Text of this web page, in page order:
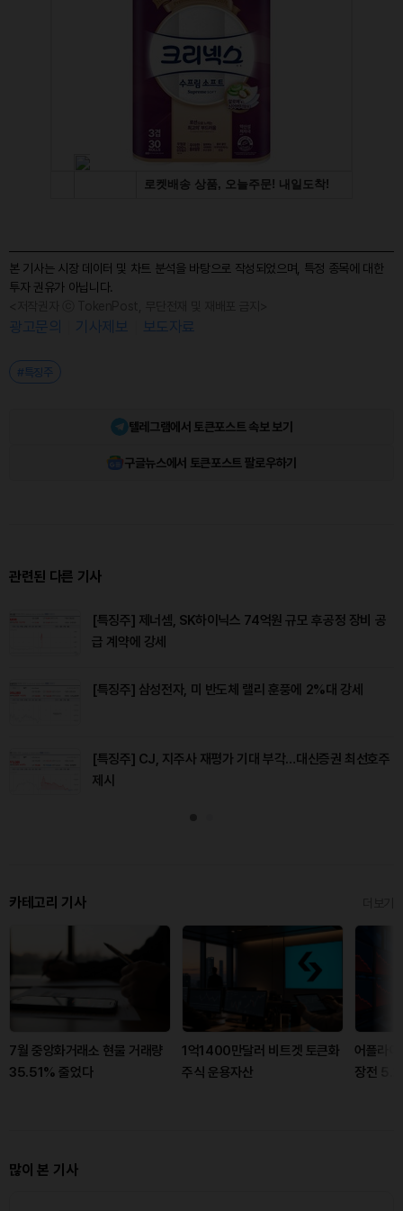
본 기사는 시장 데이터 및 차트 분석을 바탕으로 작성되었으며, 특정 종목에 대한
투자 권유가 아닙니다.
광고문의 기사제보 보도자료
#특징주
텔레그램에서 토큰포스트 속보 보기
구글뉴스에서 토큰포스트 팔로우하기
관련된 다른 기사
[특징주] 제너셈, SK하이닉스 74억원 규모 후공정 장비 공
급 계약에 강세
[특징주] 삼성전자, 미 반도체 랠리 훈풍에 2%대 강세
[특징주] CJ, 지주사 재평가 기대 부각…대신증권 최선호주
제시
카테고리 기사
7월 중앙화거래소 현물 거래량
35.51% 줄었다
1억1400만달러 비트겟 토큰화
주식 운용자산
어플라
장전
많이 본 기사